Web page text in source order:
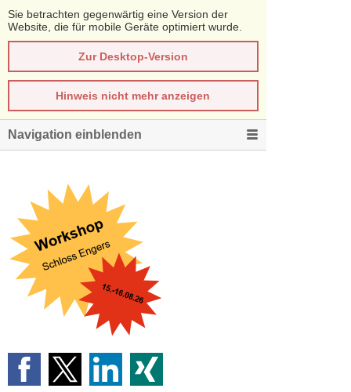
Sie betrachten gegenwärtig eine Version der
Website, die für mobile Geräte optimiert wurde.
Zur Desktop-Version
Hinweis nicht mehr anzeigen
Navigation einblenden